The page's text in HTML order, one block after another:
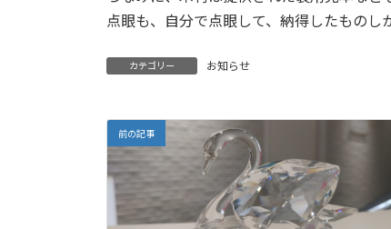
点眼も、自分で点眼して、納得したものし
カテゴリー お知らせ
前の記事